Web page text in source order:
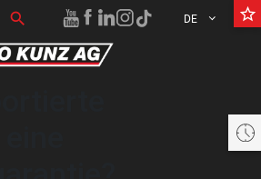
Suchen nach:
search DE star_border